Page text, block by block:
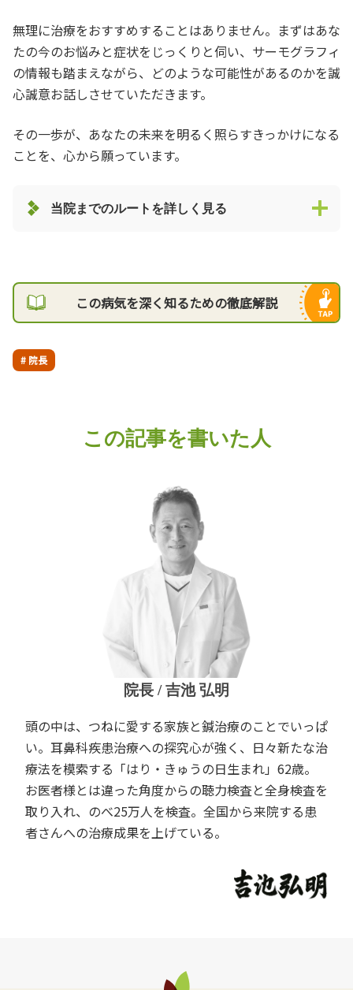
無理に治療をおすすめすることはありません。まずはあな
たの今のお悩みと症状をじっくりと伺い、サーモグラフィ
の情報も踏まえながら、どのような可能性があるのかを誠
心誠意お話しさせていただきます。
その一歩が、あなたの未来を明るく照らすきっかけになる
ことを、心から願っています。
当院までのルートを詳しく見る
この病気を深く知るための徹底解説
# 院長
この記事を書いた人
院長 / 吉池 弘明
頭の中は、つねに愛する家族と鍼治療のことでいっぱ
い。耳鼻科疾患治療への探究心が強く、日々新たな治
療法を模索する「はり・きゅうの日生まれ」62歳。
お医者様とは違った角度からの聴力検査と全身検査を
取り入れ、のべ25万人を検査。全国から来院する患
者さんへの治療成果を上げている。